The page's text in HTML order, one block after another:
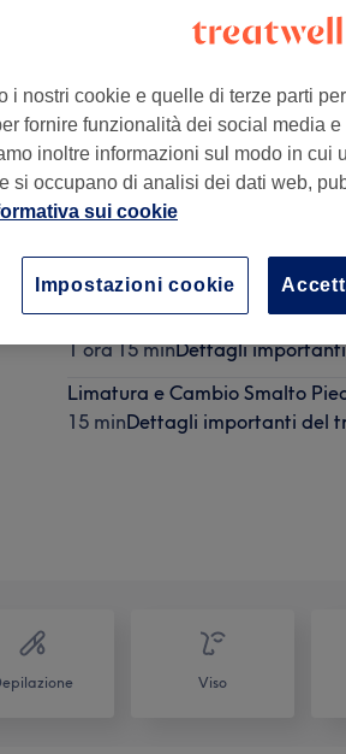
50 minDettagli importanti del
Pedicure Curativo con
1 ora 15 minDettagli
Limatura e Cambio Smalto
15 minDettagli importanti del
Viso
i nostri cookie e quelle di terze parti
fornire funzionalità dei social media
inoltre informazioni sul modo in cui
si occupano di analisi dei dati web,
sui cookie
Impostazioni cookie